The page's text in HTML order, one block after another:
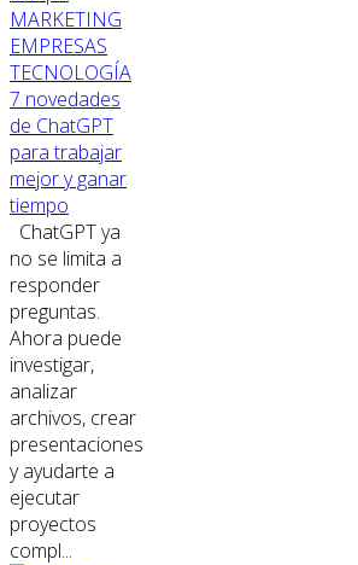
MARKETING
EMPRESAS
TECNOLOGÍA
7 novedades
de ChatGPT
para trabajar
mejor y ganar
tiempo
ChatGPT ya
no se limita a
responder
preguntas.
Ahora puede
investigar,
analizar
archivos, crear
presentaciones
y ayudarte a
ejecutar
proyectos
compl...